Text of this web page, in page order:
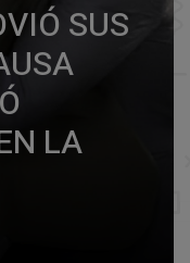
SUS
LA